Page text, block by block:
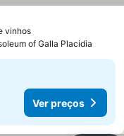
vinhos
of Galla Placidia
Ver preços